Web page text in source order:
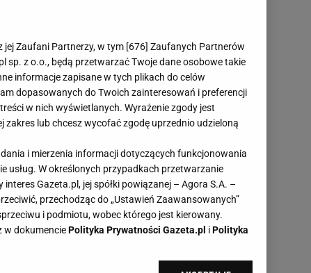
jej Zaufani Partnerzy, w tym [676] Zaufanych Partnerów
sp. z o.o., będą przetwarzać Twoje dane osobowe takie
informacje zapisane w tych plikach do celów
dopasowanych do Twoich zainteresowań i preferencji
w nich wyświetlanych. Wyrażenie zgody jest
lub chcesz wycofać zgodę uprzednio udzieloną
i mierzenia informacji dotyczących funkcjonowania
usług. W określonych przypadkach przetwarzanie
Gazeta.pl, jej spółki powiązanej – Agora S.A. –
przechodząc do „Ustawień Zaawansowanych”
i podmiotu, wobec którego jest kierowany.
w dokumenciePolityka Prywatności Gazeta.pl iPolityka